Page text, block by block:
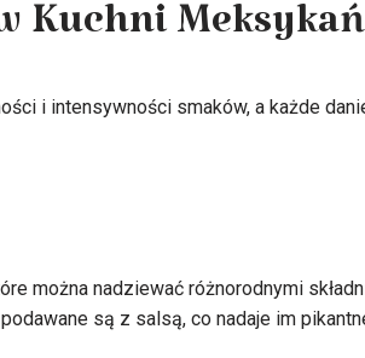
Kuchni
i intensywności smaków, a każde
można nadziewać różnorodnymi
są z salsą, co nadaje im